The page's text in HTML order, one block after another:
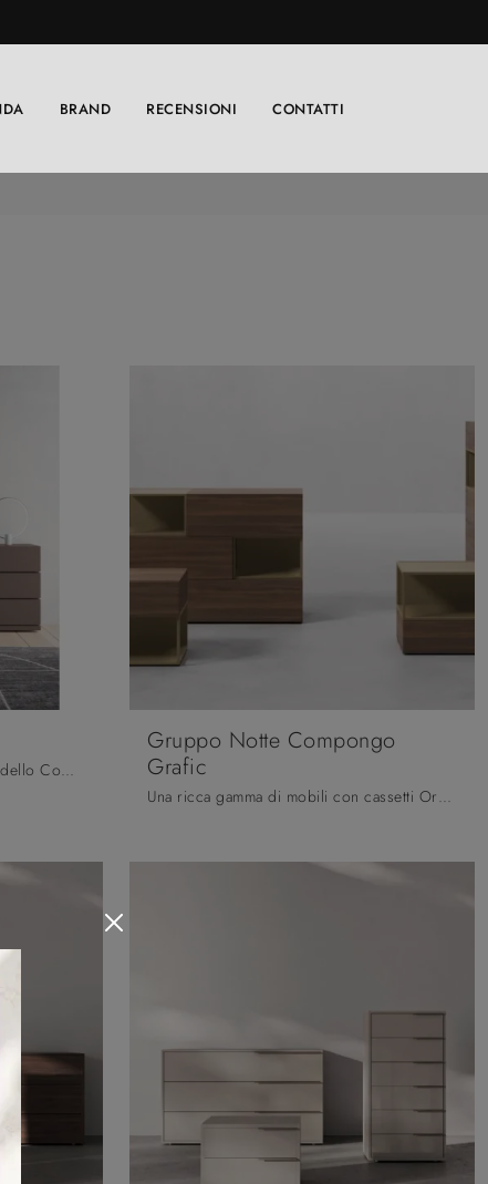
BRAND RECENSIONI CONTATTI
Se desideri sapere di più sul modello Comò Compongo, clicca e scopri i Comodini e comò Orme ideali per la tua zona notte.
Gruppo Notte Compongo
Grafic
Una ricca gamma di mobili con cassetti Orme: i comodini moderni in melaminico, come Gruppo Notte Compongo Grafic, sono tra le soluzioni più originali.